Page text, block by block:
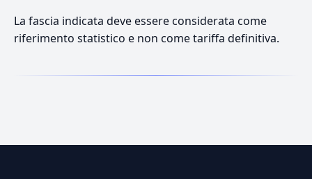
La fascia indicata deve essere considerata come
riferimento statistico e non come tariffa definitiva.